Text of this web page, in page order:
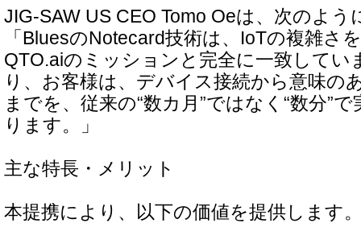
JIG-SAW US CEO Tomo Oeは、次のよ
「BluesのNotecard技術は、IoTの複雑さ
QTO.aiのミッションと完全に一致してい
り、お客様は、デバイス接続から意味の
までを、従来の“数カ月”ではなく“数分”
ります。」
主な特長・メリット
本提携により、以下の価値を提供します